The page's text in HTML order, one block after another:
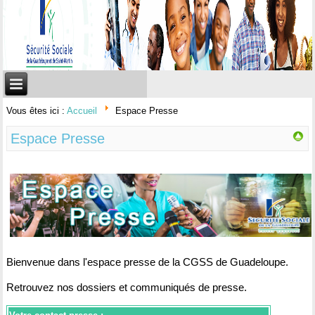
Vous êtes ici :Accueil Espace Presse
Espace Presse
Bienvenue dans l'espace presse de la CGSS de Guadeloupe.
Retrouvez nos dossiers et communiqués de presse.